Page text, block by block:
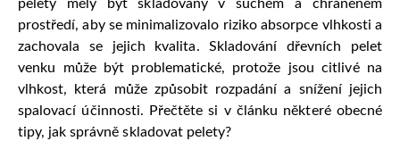
pelety měly být skladovány v suchém a chráněném
prostředí, aby se minimalizovalo riziko absorpce vlhkosti a
zachovala se jejich kvalita. Skladování dřevních pelet
venku může být problematické, protože jsou citlivé na
vlhkost, která může způsobit rozpadání a snížení jejich
spalovací účinnosti. Přečtěte si v článku některé obecné
tipy, jak správně skladovat pelety?